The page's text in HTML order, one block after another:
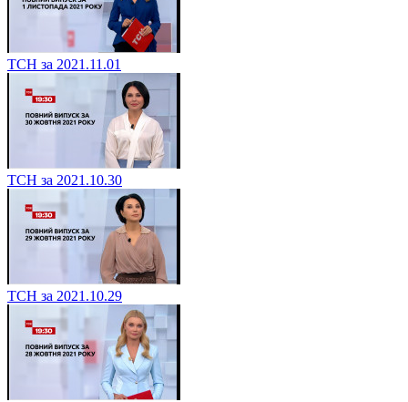
ТСН за 2021.11.01
ТСН за 2021.10.30
ТСН за 2021.10.29